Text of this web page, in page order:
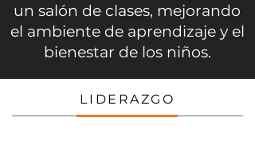
un salón de clases, mejorando
el ambiente de aprendizaje y el
bienestar de los niños.
LIDERAZGO